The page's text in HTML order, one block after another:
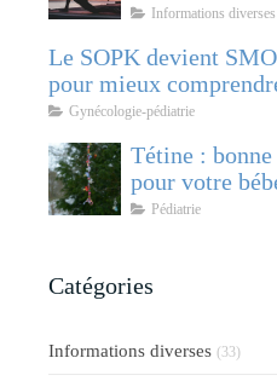
Informations diverses
Le SOPK devient
pour mieux
cette pathologie
Gynécologie-pédiatrie
Tétine :
pour votre
Pédiatrie
Catégories
Informations diverses (33)